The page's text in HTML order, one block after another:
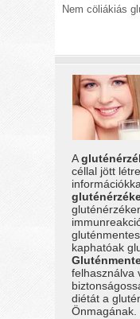
Nem cöliákiás
A
céllal jött
kaphatóak
felhasználva
diétát a
Önmagának.